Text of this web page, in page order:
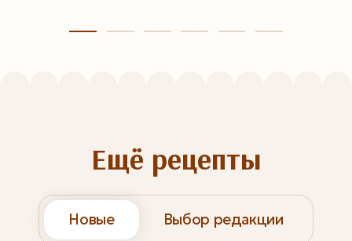
Ещё рецепты
Новые Выбор редакции